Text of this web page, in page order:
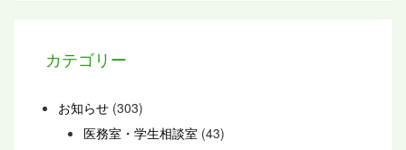
カテゴリー
お知らせ (303)
医務室・学生相談室 (43)